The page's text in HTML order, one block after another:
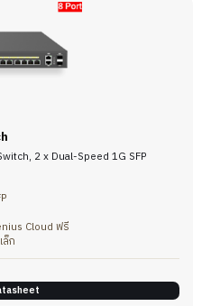
Switch, 2 x Dual-Speed 1G SFP
Cloud ฟรี
ก